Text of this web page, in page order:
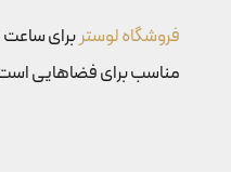
فروشگاه لوستر
مناسب برای فضاهایی